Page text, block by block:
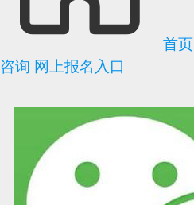
首页
咨询 网上报名入口